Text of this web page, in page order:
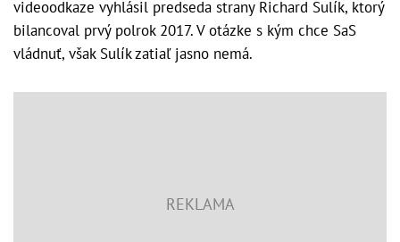
videoodkaze vyhlásil predseda strany Richard Sulík, ktorý
bilancoval prvý polrok 2017. V otázke s kým chce SaS
vládnuť, však Sulík zatiaľ jasno nemá.